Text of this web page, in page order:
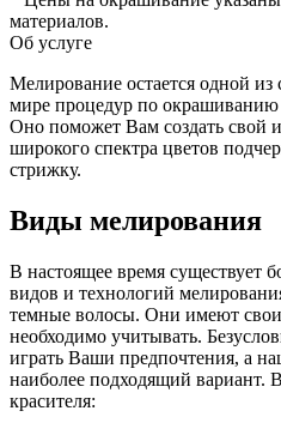
материалов.
Об услуге
Мелирование остается одной
мире процедур по
Оно поможет Вам создать свой
широкого спектра цветов
стрижку.
Виды мелирования
В настоящее время существует
видов и технологий
темные волосы. Они имеют
необходимо учитывать.
играть Ваши предпочтения, а
наиболее подходящий вариант.
красителя: